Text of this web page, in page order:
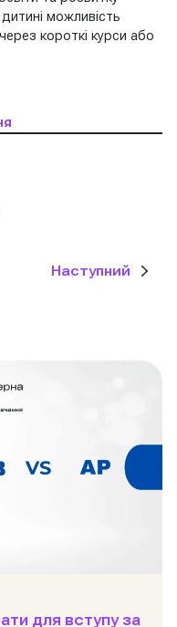
можливість
короткі курси або
Наступний
для вступу за